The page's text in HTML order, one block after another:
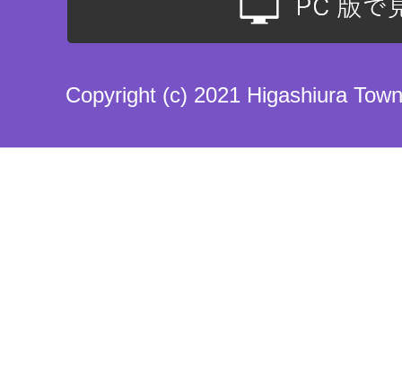
Copyright (c) 2021 Higashiura